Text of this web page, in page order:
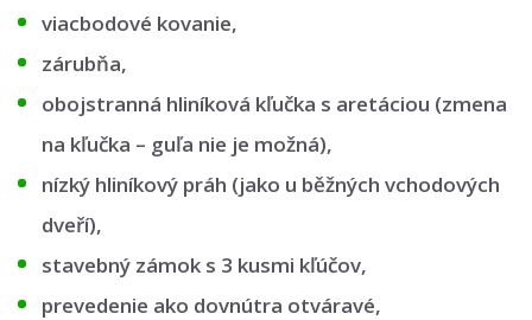
viacbodové kovanie,
zárubňa,
obojstranná hliníková kľučka s aretáciou (zmena
na kľučka – guľa nie je možná),
nízký hliníkový práh (jako u běžných vchodových
dveří),
stavebný zámok s 3 kusmi kľúčov,
prevedenie ako dovnútra otváravé,